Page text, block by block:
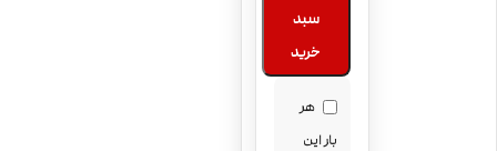
سبد
خرید
هر
بار این